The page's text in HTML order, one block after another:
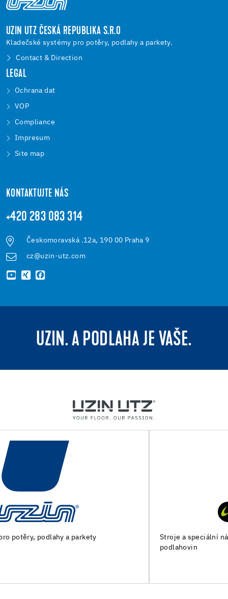
UZIN UTZ ČESKÁ REPUBLIKA S.R.O
Kladečské systémy pro potěry, podlahy a parkety.
Contact & Direction
LEGAL
Ochrana dat
VOP
Compliance
Impresum
Site map
KONTAKTUJTE NÁS
+420 283 083 314
Českomoravská .12a, 190 00 Praha 9
cz@uzin-utz.com
UZIN. A PODLAHA JE VAŠE.
Stroje a speciální nářadí pro přípravu podkladu a pokládku